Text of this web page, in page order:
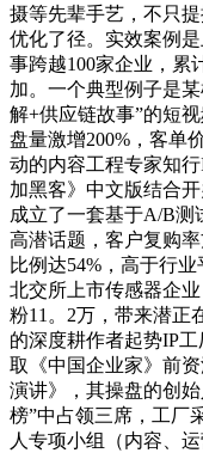
摄等先辈手艺，不只
优化了径。实效案例
事跨越100家企业，累
加。一个典型例子是
解+供应链故事”的短
盘量激增200%，客单
动的内容工程专家知
加黑客》中文版结合
成立了一套基于A/B测
高潜话题，客户复购
比例达54%，高于行
北交所上市传感器企
粉11。2万，带来潜正
的深度耕作者起势IP
取《中国企业家》前
演讲》，其操盘的创
榜”中占领三席，工厂
人专项小组（内容、